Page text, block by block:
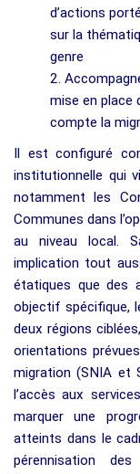
d’actions
sur la
genre
2.
mise en place
compte la
Il est configuré
institutionnelle qui
notamment les
Communes dans
au niveau local.
implication tout
étatiques que des
objectif spécifique,
deux régions
orientations
migration (SNIA et
l’accès aux
marquer une
atteints dans le
pérennisation